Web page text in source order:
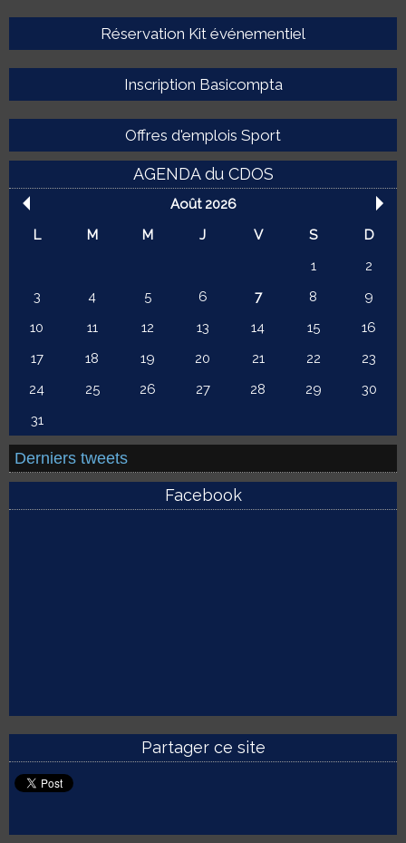
Réservation Kit événementiel
Inscription Basicompta
Offres d'emplois Sport
AGENDA du CDOS
Août 2026
L
M M J V S
D
1
2
3
4 5 6 7 8
9
10
11 12 13 14 15
16
17
18 19 20 21 22
23
24
25 26 27 28 29
30
31
Derniers tweets
Facebook
Partager ce site